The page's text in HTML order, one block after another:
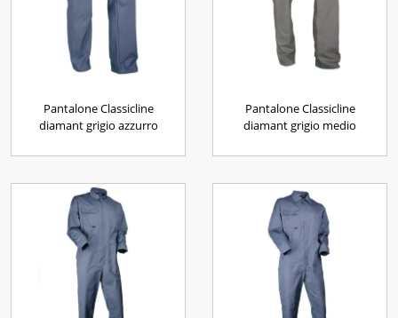
Pantalone Classicline
diamant grigio azzurro
Pantalone Classicline
diamant grigio medio